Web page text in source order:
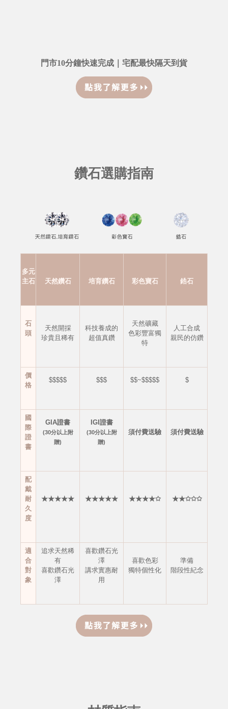
門市10分鐘快速完成｜宅配最快隔天到貨
鑽石選購指南
多元
主石
天然鑽石 培育鑽石 彩色寶石 鋯石
石
頭
天然開採
珍貴且稀有
科技養成的
超值真鑽
天然礦藏
色彩豐富獨
特
人工合成
親民的仿鑽
價
格
$$$$$ $$$ $$~$$$$$ $
國
際
證
書
GIA證書
(30分以上附
贈)
IGI證書
(30分以上附
贈)
須付費送驗 須付費送驗
配
戴
耐
久
度
★★★★★ ★★★★★ ★★★★✩ ★★✩✩✩
適
合
對
象
追求天然稀
有
喜歡鑽石光
澤
喜歡鑽石光
澤
講求實惠耐
用
喜歡色彩
獨特個性化
準備
階段性紀念